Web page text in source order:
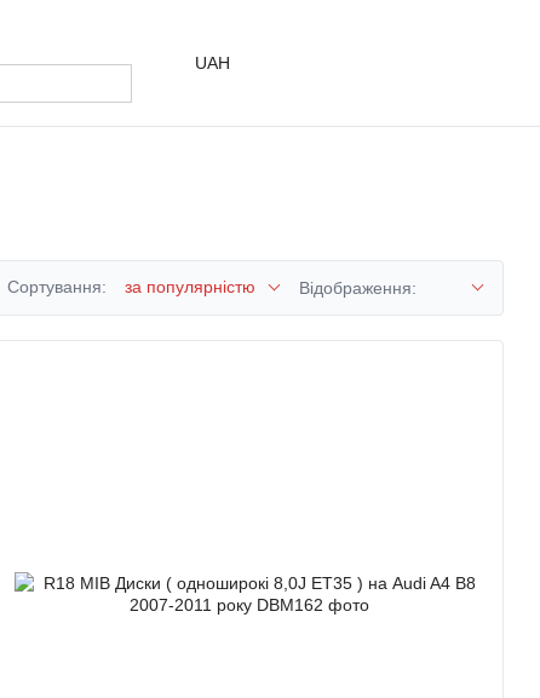
UAH
Сортування: за популярністю Відображення: